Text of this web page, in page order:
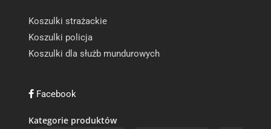
Koszulki strażackie
Koszulki policja
Koszulki dla służb mundurowych
Facebook
Kategorie produktów